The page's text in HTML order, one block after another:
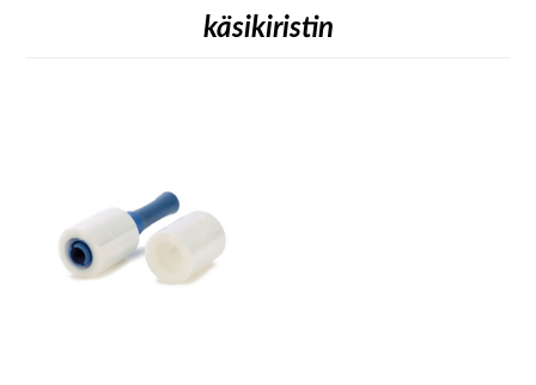
käsikiristin